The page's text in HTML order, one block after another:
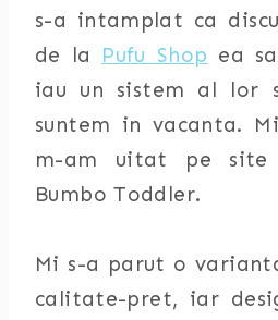
s-a intamplat ca
de la Pufu Shop ea
iau un sistem al lor
suntem in vacanta.
m-am uitat pe
Bumbo Toddler.
Mi s-a parut o
calitate-pret, iar